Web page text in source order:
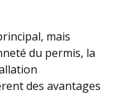
mais
du permis, la
des avantages